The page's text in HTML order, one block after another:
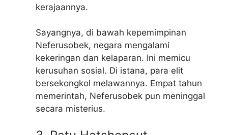
kerajaannya.
Sayangnya, di bawah kepemimpinan
Neferusobek, negara mengalami
kekeringan dan kelaparan. Ini memicu
kerusuhan sosial. Di istana, para elit
bersekongkol melawannya. Empat tahun
memerintah, Neferusobek pun meninggal
secara misterius.